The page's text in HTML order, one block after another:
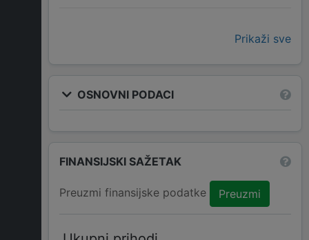
Prikaži sve
OSNOVNI PODACI
FINANSIJSKI SAŽETAK
Preuzmi finansijske podatke Preuzmi